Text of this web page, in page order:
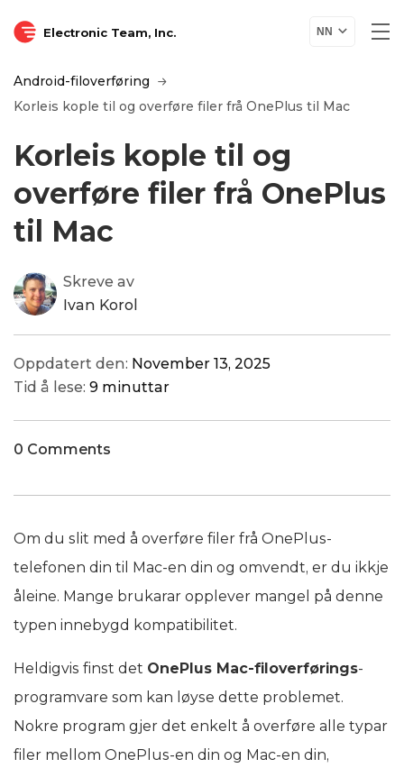
Electronic Team, Inc. NN
Android-filoverføring
Korleis kople til og overføre filer frå OnePlus til Mac
Korleis kople til og
overføre filer frå OnePlus
til Mac
Skreve av
Ivan Korol
Oppdatert den: November 13, 2025
Tid å lese: 9 minuttar
0 Comments
Om du slit med å overføre filer frå OnePlus-
telefonen din til Mac-en din og omvendt, er du ikkje
åleine. Mange brukarar opplever mangel på denne
typen innebygd kompatibilitet.
Heldigvis finst det OnePlus Mac-filoverførings-
programvare som kan løyse dette problemet.
Nokre program gjer det enkelt å overføre alle typar
filer mellom OnePlus-en din og Mac-en din,